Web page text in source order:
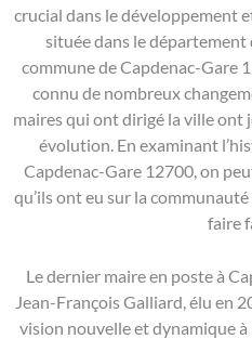
crucial dans le développement
située dans le département
commune de Capdenac-Gare
connu de nombreux
maires qui ont dirigé la ville ont
évolution. En examinant
Capdenac-Gare 12700, on
qu’ils ont eu sur la
faire
Le dernier maire en poste à
Jean-François Galliard, élu en
vision nouvelle et dynamique à